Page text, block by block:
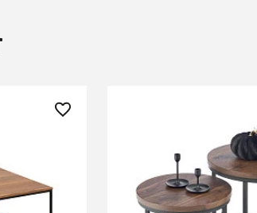
из
Комплект Halmar
ореховый/черн.